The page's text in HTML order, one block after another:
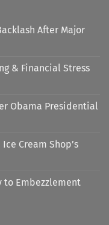
After Major
& Financial Stress
Obama Presidential
Cream Shop’s
to Embezzlement